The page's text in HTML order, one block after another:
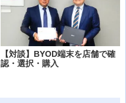
【対談】BYOD端末を店舗で確
認・選択・購入